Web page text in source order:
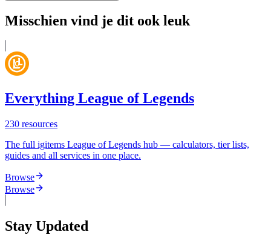
Misschien vind je dit ook leuk
Everything League of Legends
230 resources
The full igitems League of Legends hub — calculators, tier lists,
guides and all services in one place.
Browse
Browse
Stay Updated